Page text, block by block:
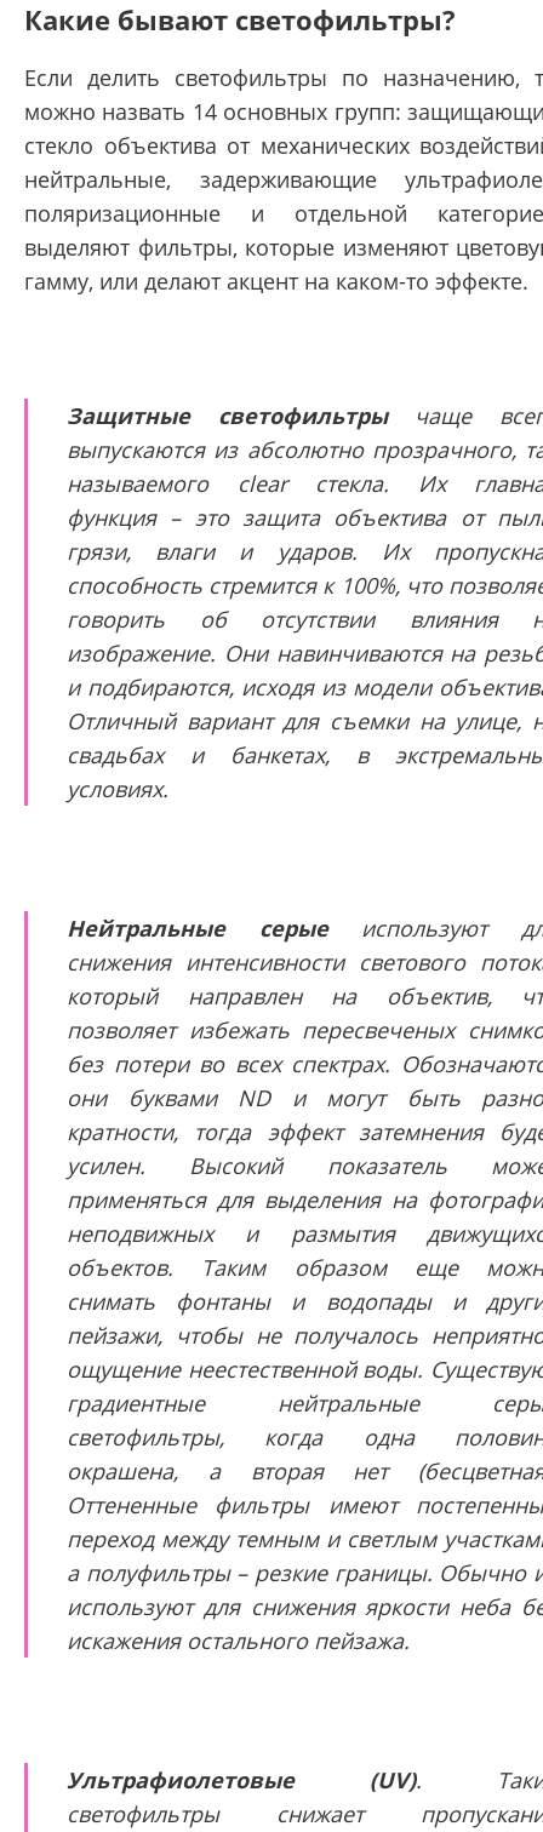
Какие бывают светофильтры?
Если делить светофильтры по назначению,
можно назвать 14 основных групп:
стекло объектива от механических
нейтральные, задерживающие
поляризационные и отдельной
выделяют фильтры, которые изменяют
гамму, или делают акцент на каком-то эффекте.
Защитные светофильтрычаще
выпускаются из абсолютно прозрачного,
называемого clear стекла. Их
функция – это защита объектива от
грязи, влаги и ударов. Их
способность стремится к 100%, что
говорить об отсутствии влияния
изображение. Они навинчиваются на
и подбираются, исходя из модели
Отличный вариант для съемки на улице,
свадьбах и банкетах, в
условиях.
Нейтральные серыеиспользуют
снижения интенсивности светового
который направлен на объектив,
позволяет избежать пересвеченых
без потери во всех спектрах.
они буквами ND и могут быть
кратности, тогда эффект затемнения
усилен. Высокий показатель
применяться для выделения на
неподвижных и размытия
объектов. Таким образом еще
снимать фонтаны и водопады и
пейзажи, чтобы не получалось
ощущение неестественной воды.
градиентные нейтральные
светофильтры, когда одна
окрашена, а вторая нет
Оттененные фильтры имеют
переход между темным и светлым
а полуфильтры – резкие границы. Обычно
используют для снижения яркости неба
искажения остального пейзажа.
Ультрафиолетовые (UV).
светофильтры снижает